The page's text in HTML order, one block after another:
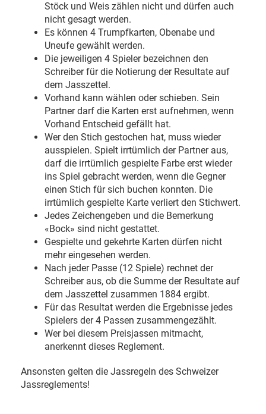
Stöck und Weis zählen nicht und dürfen auch
nicht gesagt werden.
Es können 4 Trumpfkarten, Obenabe und
Uneufe gewählt werden.
Die jeweiligen 4 Spieler bezeichnen den
Schreiber für die Notierung der Resultate auf
dem Jasszettel.
Vorhand kann wählen oder schieben. Sein
Partner darf die Karten erst aufnehmen, wenn
Vorhand Entscheid gefällt hat.
Wer den Stich gestochen hat, muss wieder
ausspielen. Spielt irrtümlich der Partner aus,
darf die irrtümlich gespielte Farbe erst wieder
ins Spiel gebracht werden, wenn die Gegner
einen Stich für sich buchen konnten. Die
irrtümlich gespielte Karte verliert den Stichwert.
Jedes Zeichengeben und die Bemerkung
«Bock» sind nicht gestattet.
Gespielte und gekehrte Karten dürfen nicht
mehr eingesehen werden.
Nach jeder Passe (12 Spiele) rechnet der
Schreiber aus, ob die Summe der Resultate auf
dem Jasszettel zusammen 1884 ergibt.
Für das Resultat werden die Ergebnisse jedes
Spielers der 4 Passen zusammengezählt.
Wer bei diesem Preisjassen mitmacht,
anerkennt dieses Reglement.
Ansonsten gelten die Jassregeln des Schweizer
Jassreglements!